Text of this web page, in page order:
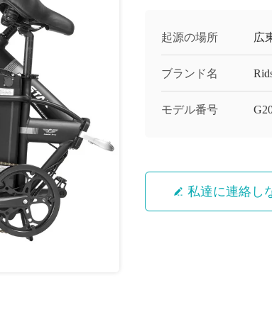
起源の場所 広
ブランド名
モデル番号
私達に連絡し